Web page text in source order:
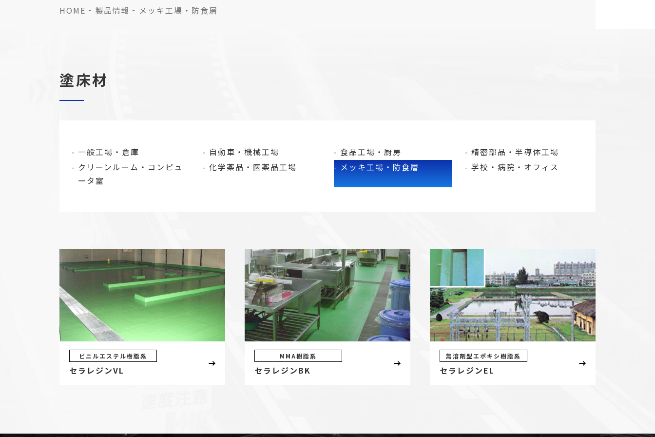
HOME 製品情報 メッキ工場・防食層
塗床材
一般工場・倉庫 自動車・機械工場 食品工場・厨房
精密部品・半導体工場
クリーンルーム・コンピュ
ータ室
化学薬品・医薬品工場 メッキ工場・防食層 学校・病院・オフィス
ビニルエステル樹脂系
セラレジンVL
MMA樹脂系
セラレジンBK
無溶剤型エポキシ樹脂系
セラレジンEL